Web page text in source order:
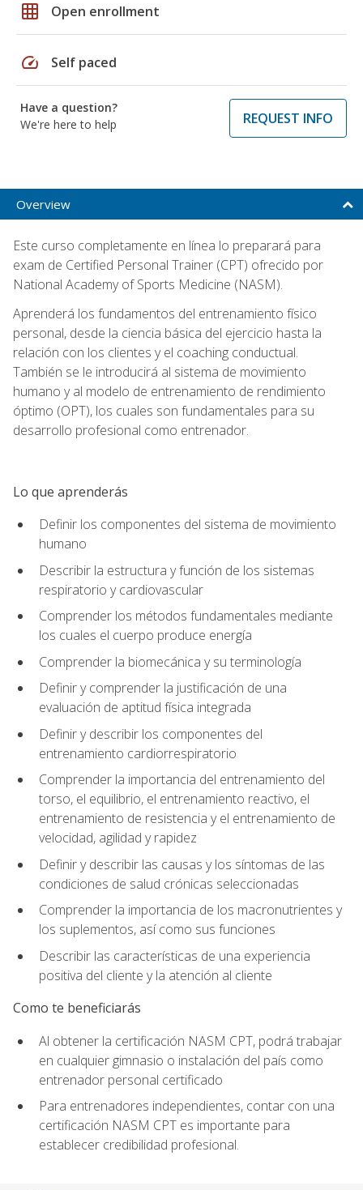
grid_on Open enrollment
speed Self paced
Have a question?
We're here to help
REQUEST INFO
Overview
Este curso completamente en línea lo preparará para
exam de Certified Personal Trainer (CPT) ofrecido por
National Academy of Sports Medicine (NASM).
Aprenderá los fundamentos del entrenamiento físico
personal, desde la ciencia básica del ejercicio hasta la
relación con los clientes y el coaching conductual.
También se le introducirá al sistema de movimiento
humano y al modelo de entrenamiento de rendimiento
óptimo (OPT), los cuales son fundamentales para su
desarrollo profesional como entrenador.
Lo que aprenderás
Definir los componentes del sistema de movimiento
humano
Describir la estructura y función de los sistemas
respiratorio y cardiovascular
Comprender los métodos fundamentales mediante
los cuales el cuerpo produce energía
Comprender la biomecánica y su terminología
Definir y comprender la justificación de una
evaluación de aptitud física integrada
Definir y describir los componentes del
entrenamiento cardiorrespiratorio
Comprender la importancia del entrenamiento del
torso, el equilibrio, el entrenamiento reactivo, el
entrenamiento de resistencia y el entrenamiento de
velocidad, agilidad y rapidez
Definir y describir las causas y los síntomas de las
condiciones de salud crónicas seleccionadas
Comprender la importancia de los macronutrientes y
los suplementos, así como sus funciones
Describir las características de una experiencia
positiva del cliente y la atención al cliente
Como te beneficiarás
Al obtener la certificación NASM CPT, podrá trabajar
en cualquier gimnasio o instalación del país como
entrenador personal certificado
Para entrenadores independientes, contar con una
certificación NASM CPT es importante para
establecer credibilidad profesional.